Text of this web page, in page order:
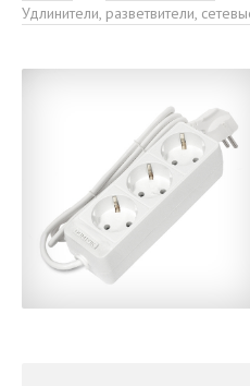
Удлинители, разветвители,